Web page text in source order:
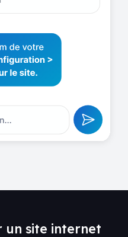
un site internet